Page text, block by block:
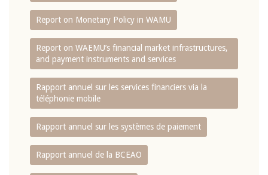
Report on Monetary Policy in WAMU
Report on WAEMU’s financial market infrastructures,
and payment instruments and services
Rapport annuel sur les services financiers via la
téléphonie mobile
Rapport annuel sur les systèmes de paiement
Rapport annuel de la BCEAO